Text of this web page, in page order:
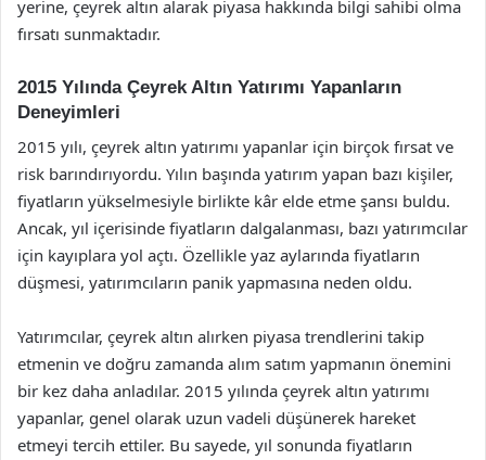
yerine, çeyrek altın alarak piyasa hakkında bilgi sahibi olma
fırsatı sunmaktadır.
2015 Yılında Çeyrek Altın Yatırımı Yapanların
Deneyimleri
2015 yılı, çeyrek altın yatırımı yapanlar için birçok fırsat ve
risk barındırıyordu. Yılın başında yatırım yapan bazı kişiler,
fiyatların yükselmesiyle birlikte kâr elde etme şansı buldu.
Ancak, yıl içerisinde fiyatların dalgalanması, bazı yatırımcılar
için kayıplara yol açtı. Özellikle yaz aylarında fiyatların
düşmesi, yatırımcıların panik yapmasına neden oldu.
Yatırımcılar, çeyrek altın alırken piyasa trendlerini takip
etmenin ve doğru zamanda alım satım yapmanın önemini
bir kez daha anladılar. 2015 yılında çeyrek altın yatırımı
yapanlar, genel olarak uzun vadeli düşünerek hareket
etmeyi tercih ettiler. Bu sayede, yıl sonunda fiyatların